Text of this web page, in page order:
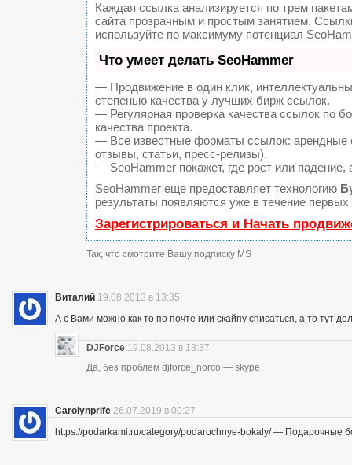
Каждая ссылка анализируется по трем
сайта прозрачным и простым занятием.
используйте по максимуму потенциал
Что умеет делать SeoHammer
— Продвижение в один клик,
степенью качества у лучших бирж ссылок.
— Регулярная проверка качества ссылок по
качества проекта.
— Все известные форматы ссылок: арендные
отзывы, статьи, пресс-релизы).
— SeoHammer покажет, где рост или
SeoHammer еще предоставляет технологию
результаты появляются уже в течение первых
Зарегистрироваться и Начать
Так, что смотрите Вашу подписку MS
Виталий 19.08.2013 в 13:35
А с Вами можно как то по почте или скайпу списаться, а то тут
DJForce 19.08.2013 в 13:37
Да, без проблем djforce_norco — skype
Carolynprife 26.07.2019 в 00:27
https://podarkami.ru/category/podarochnye-bokaly/ — Подарочные